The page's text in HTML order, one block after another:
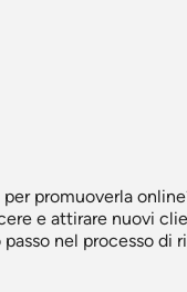
promuoverla
e attirare nuovi
nel processo